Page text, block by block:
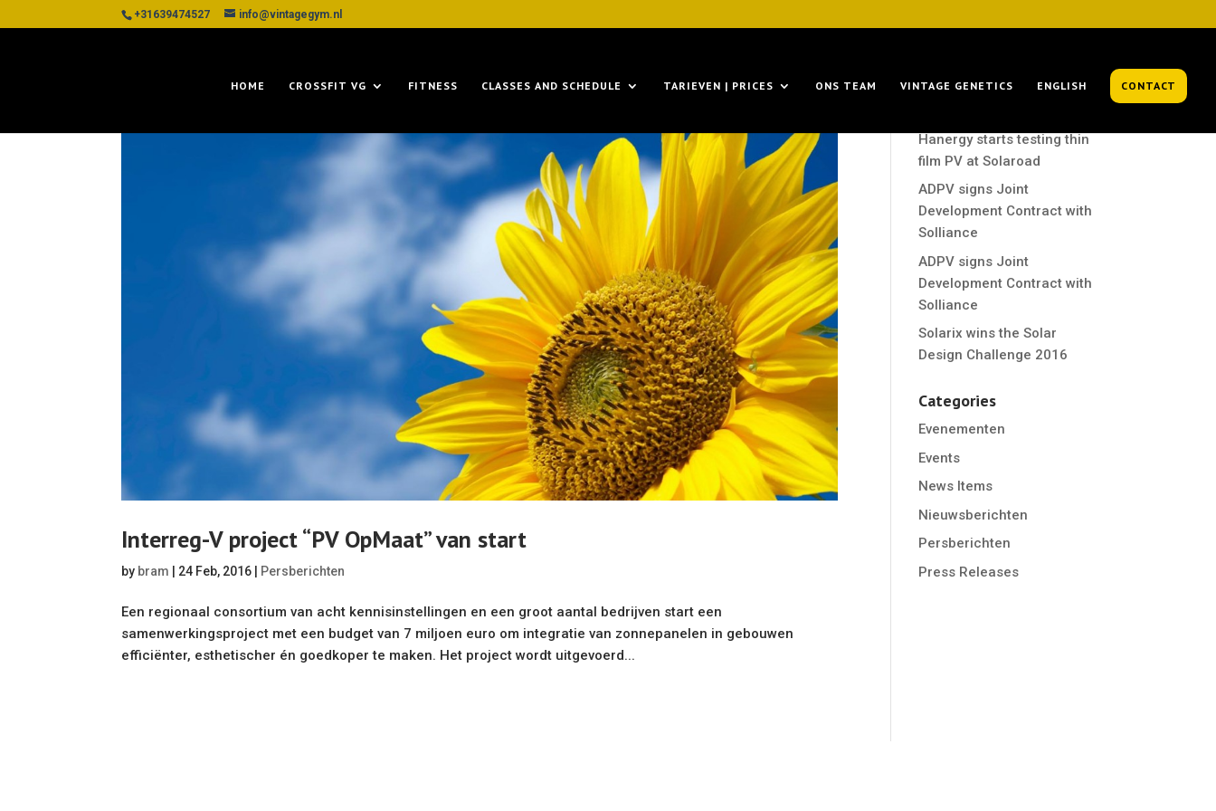
+31639474527 info@vintagegym.nl
HOME CROSSFIT VG FITNESS CLASSES AND SCHEDULE TARIEVEN | PRICES ONS TEAM VINTAGE GENETICS ENGLISH CONTACT
Interreg-V project “PV OpMaat” van start
by bram 24 Feb, 2016 Persberichten
Een regionaal consortium van acht kennisinstellingen en een groot aantal bedrijven start een
samenwerkingsproject met een budget van 7 miljoen euro om integratie van zonnepanelen in gebouwen
efficiënter, esthetischer én goedkoper te maken. Het project wordt uitgevoerd...
Hanergy starts testing thin
Hanergy starts testing thin
film PV at Solaroad
ADPV signs Joint
Development Contract with
Solliance
ADPV signs Joint
Development Contract with
Solliance
Solarix wins the Solar
Design Challenge 2016
Categories
Evenementen
Events
News Items
Nieuwsberichten
Persberichten
Press Releases